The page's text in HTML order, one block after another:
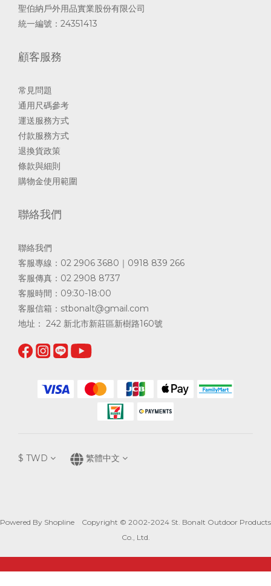
聖伯納戶外用品實業股份有限公司
統一編號：24351413
顧客服務
常見問題
通用尺碼參考
運送服務方式
付款服務方式
退換貨政策
條款與細則
購物金使用範圍
聯絡我們
聯絡我們
客服專線：02 2906 3680｜0918 839 266
客服傳真：02 2908 8737
客服時間：09:30-18:00
客服信箱： stbonalt@gmail.com
地址： 242 新北市新莊區新樹路160號
$ TWD 繁體中文
Powered By Shopline Copyright © 2002-2024 St. Bonalt Outdoor Products
Co., Ltd.